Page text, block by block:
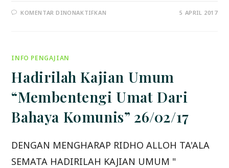
KOMENTAR DINONAKTIFKAN
STABILITAS
NEGARA”*
7/04/2017
5 APRIL 2017
INFO PENGAJIAN
Hadirilah Kajian Umum
“Membentengi Umat Dari
Bahaya Komunis” 26/02/17
DENGAN MENGHARAP RIDHO ALLOH TA'ALA
SEMATA HADIRILAH KAJIAN UMUM "